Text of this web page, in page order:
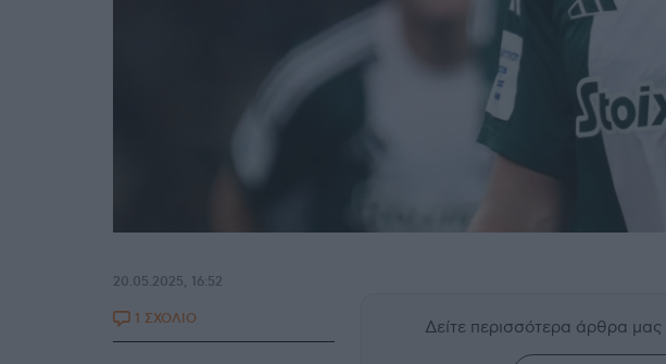
Δείτε περισσότερα άρθρα μας
20.05.2025, 16:52
1 ΣΧΟΛΙΟ